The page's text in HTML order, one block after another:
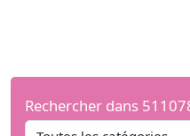
Rechercher dans